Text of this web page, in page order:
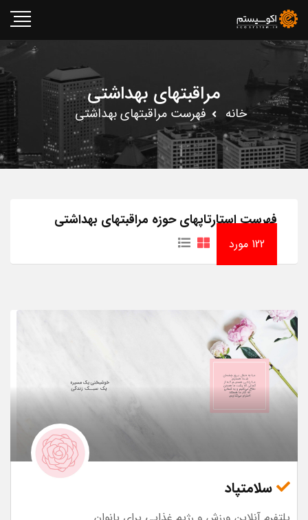
مراقبتهای بهداشتی
خانه فهرست مراقبتهای بهداشتی
فهرست استارتاپهای حوزه مراقبتهای بهداشتی
122 مورد
سلامتپاد